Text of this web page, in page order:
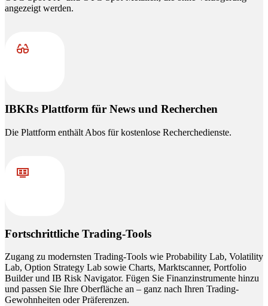
angezeigt werden.
IBKRs Plattform für News und Recherchen
Die Plattform enthält Abos für kostenlose Recherchedienste.
Fortschrittliche Trading-Tools
Zugang zu modernsten Trading-Tools wie Probability Lab, Volatility
Lab, Option Strategy Lab sowie Charts, Marktscanner, Portfolio
Builder und IB Risk Navigator. Fügen Sie Finanzinstrumente hinzu
und passen Sie Ihre Oberfläche an – ganz nach Ihren Trading-
Gewohnheiten oder Präferenzen.